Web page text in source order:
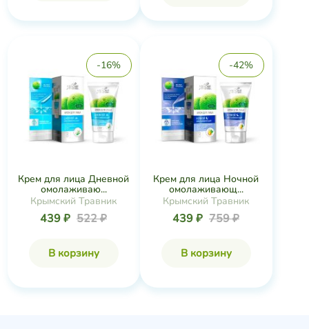
-16%
Крем для лица Дневной
омолаживаю...
Крымский Травник
439 ₽ 522 ₽
В корзину
-42%
Крем для лица Ночной
омолаживающ...
Крымский Травник
439 ₽ 759 ₽
В корзину